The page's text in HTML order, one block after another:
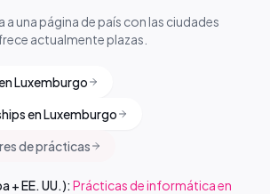
a una página de país con las ciudades
actualmente plazas.
Luxemburgo
en Luxemburgo
de prácticas
+ EE. UU.): Prácticas de informática en